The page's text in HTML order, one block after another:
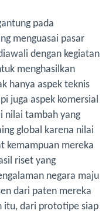
pada
menguasai pasar
dengan kegiatan
menghasilkan
hanya aspek teknis
juga aspek komersial
nilai tambah yang
global karena nilai
kemampuan mereka
riset yang
negara maju
dari paten mereka
itu, dari prototipe siap